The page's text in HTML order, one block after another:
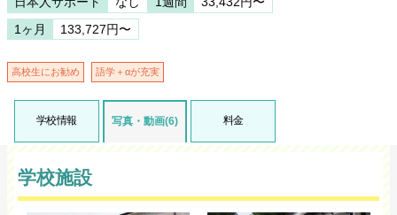
1ヶ月
133,727円〜
高校生にお勧め 語学＋αが充実
学校情報 写真・動画(6) 料金
学校施設